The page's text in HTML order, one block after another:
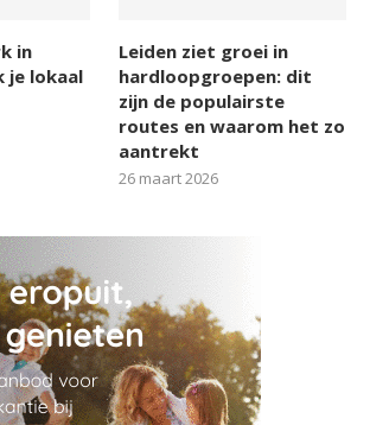
in
je lokaal
Leiden ziet groei in
hardloopgroepen: dit
zijn de populairste
routes en waarom het zo
aantrekt
26 maart 2026